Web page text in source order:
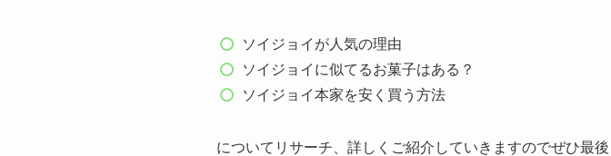
ソイジョイが人気の理由
ソイジョイに似てるお菓子はある？
ソイジョイ本家を安く買う方法
についてリサーチ、詳しくご紹介していきますのでぜひ最後